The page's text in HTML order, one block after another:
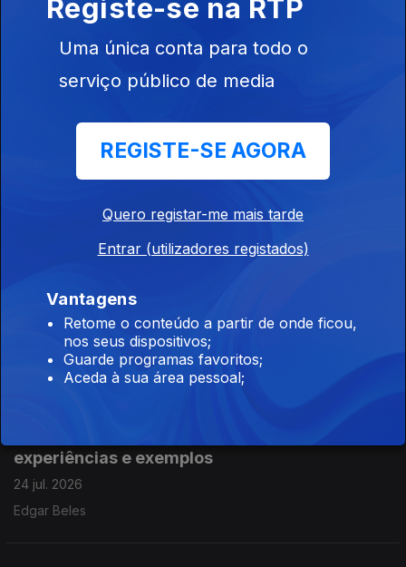
Grupo Coral Madrigal de Vila Nova de S. Bento
30 jul. 2026
50 anos do ICNF-Reserva do Estuário do Sado
Carlos Albuquerque
37 Feira Concurso Arte Doce - Lagos, Veradora
Sara Coelho
24 jul. 2026
experiências e exemplos
24 jul. 2026
Edgar Beles
Registe-se na RTP
Uma única conta para todo o
serviço público de media
REGISTE-SE AGORA
Quero registar-me mais tarde
Entrar (utilizadores registados)
Vantagens
Retome o conteúdo a partir de onde ficou,
nos seus dispositivos;
Guarde programas favoritos;
Aceda à sua área pessoal;